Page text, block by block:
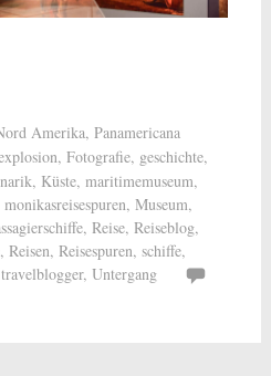
Amerika, Panamericana
, Fotografie, geschichte,
, Küste, maritimemuseum,
monikasreisespuren, Museum,
, Reise, Reiseblog,
, Reisen, Reisespuren, schiffe,
travelblogger, Untergang